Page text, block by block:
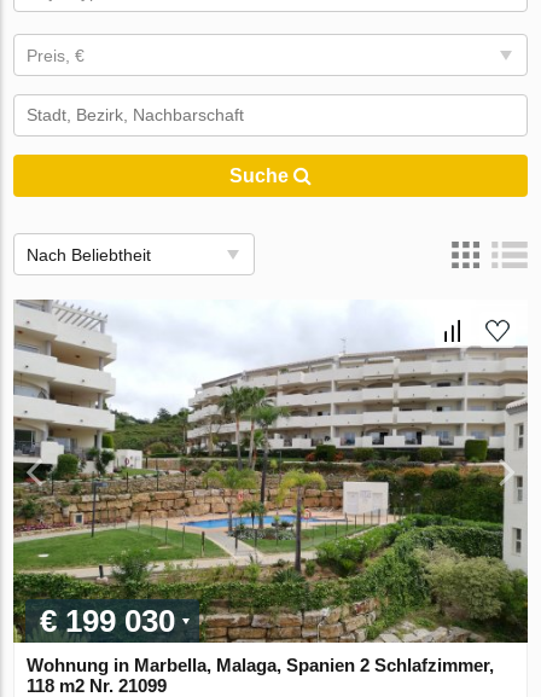
Preis, €
Suche
Nach Beliebtheit
€ 199 030
Wohnung in Marbella, Malaga, Spanien 2 Schlafzimmer,
118 m2 Nr. 21099